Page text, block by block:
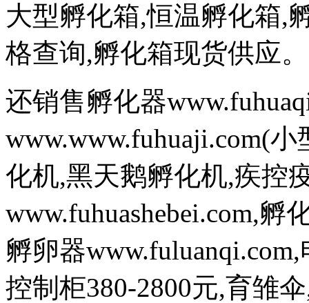
大型孵化箱,恒温孵化箱,
格查询,孵化箱现货供应。
还销售孵化器
www.www.fuhuaji.com(
化机,黑天鹅孵化机,疾控
www.fuhuashebei.com,孵
孵卵器
控制柜380-2800元,育雏